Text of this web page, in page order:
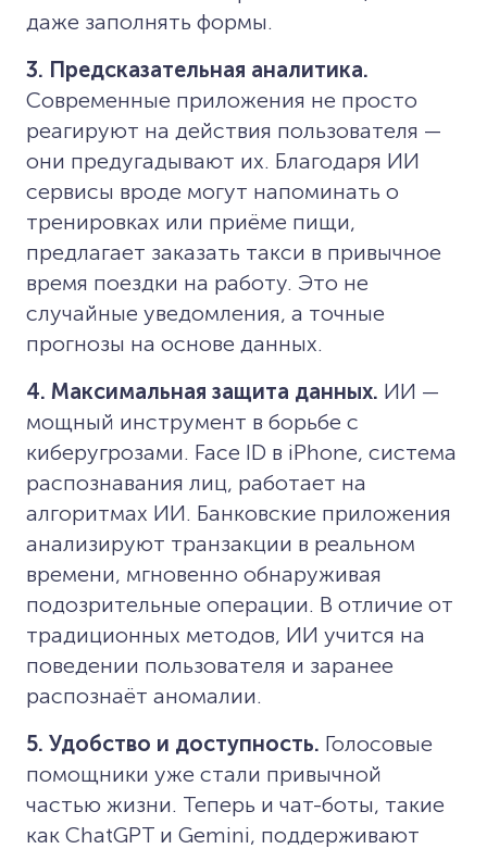
даже заполнять формы.
3. Предсказательная аналитика.
Современные приложения не просто
реагируют на действия пользователя —
они предугадывают их. Благодаря ИИ
сервисы вроде могут напоминать о
тренировках или приёме пищи,
предлагает заказать такси в привычное
время поездки на работу. Это не
случайные уведомления, а точные
прогнозы на основе данных.
4. Максимальная защита данных. ИИ —
мощный инструмент в борьбе с
киберугрозами. Face ID в iPhone, система
распознавания лиц, работает на
алгоритмах ИИ. Банковские приложения
анализируют транзакции в реальном
времени, мгновенно обнаруживая
подозрительные операции. В отличие от
традиционных методов, ИИ учится на
поведении пользователя и заранее
распознаёт аномалии.
5. Удобство и доступность. Голосовые
помощники уже стали привычной
частью жизни. Теперь и чат-боты, такие
как ChatGPT и Gemini, поддерживают